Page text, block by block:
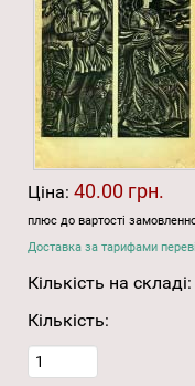
Ціна: 40.00 грн.
плюс до вартості
Доставка за тарифами
Кількість на складі:
Кількість: